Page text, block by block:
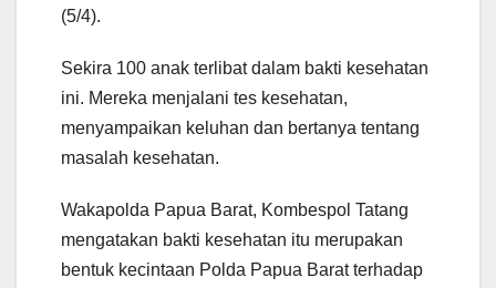
(5/4).
Sekira 100 anak terlibat dalam bakti kesehatan
ini. Mereka menjalani tes kesehatan,
menyampaikan keluhan dan bertanya tentang
masalah kesehatan.
Wakapolda Papua Barat, Kombespol Tatang
mengatakan bakti kesehatan itu merupakan
bentuk kecintaan Polda Papua Barat terhadap